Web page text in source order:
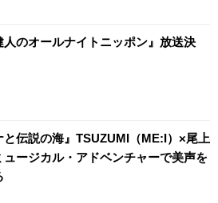
人のオールナイトニッポン』放送決
と伝説の海』TSUZUMI（ME:I）×尾上
ュージカル・アドベンチャーで美声を